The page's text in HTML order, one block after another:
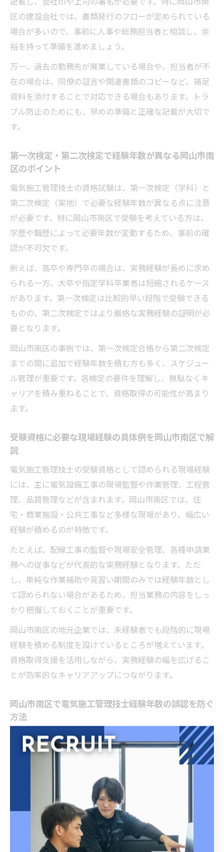
区の建設会社では、書類発行のフローが定められている
場合が多いので、事前に人事や総務担当者と相談し、余
裕を持って準備を進めましょう。
万一、過去の勤務先が廃業している場合や、担当者が不
在の場合は、同僚の証言や関連書類のコピーなど、補足
資料を添付することで対応できる場合もあります。トラ
ブル防止のためにも、早めの準備と正確な記載が大切で
す。
第一次検定・第二次検定で経験年数が異なる岡山市南
区のポイント
電気施工管理技士の資格試験は、第一次検定（学科）と
第二次検定（実地）で必要な経験年数が異なる点に注意
が必要です。特に岡山市南区で受験を考えている方は、
学歴や職歴によって必要年数が変動するため、事前の確
認が不可欠です。
例えば、高卒や専門卒の場合は、実務経験が長めに求め
られる一方、大卒や指定学科卒業者は短縮されるケース
があります。第一次検定は比較的早い段階で受験できる
ものの、第二次検定ではより厳格な実務経験の証明が必
要となります。
岡山市南区の事例では、第一次検定合格から第二次検定
までの間に追加で経験年数を積む方も多く、スケジュー
ル管理が重要です。各検定の要件を理解し、無駄なくキ
ャリアを積み重ねることで、資格取得の可能性が高まり
ます。
受験資格に必要な現場経験の具体例を岡山市南区で解
説
電気施工管理技士の受験資格として認められる現場経験
には、主に電気設備工事の現場監督や作業管理、工程管
理、品質管理などが含まれます。岡山市南区では、住
宅・商業施設・公共工事など多様な現場があり、幅広い
経験が積めるのが特徴です。
たとえば、配線工事の監督や現場安全管理、各種申請業
務への従事などが代表的な実務経験となります。ただ
し、単純な作業補助や見習い期間のみでは経験年数とし
て認められない場合があるため、担当業務の内容をしっ
かり把握しておくことが重要です。
岡山市南区の地元企業では、未経験者でも段階的に現場
経験を積める制度を設けているところが増えています。
資格取得支援を活用しながら、実務経験の幅を広げるこ
とが効率的なキャリアアップにつながります。
岡山市南区で電気施工管理技士経験年数の誤認を防ぐ
方法
経験年数の誤認は、資格取得や転職活動に大きな影響を
及ぼすため、岡山市南区でも注意が必要です。特に、研
修期間や派遣・請負の扱い、アルバイトや短期現場な
ど、カウント対象外となるケースを正確に把握しましょ
誤認防止のためには、現場日報や勤務記録、雇用契約書
などの客観的資料を日頃から整理・保管しておくことが
有効です。また、不安な点は早めに上司や資格支援担当